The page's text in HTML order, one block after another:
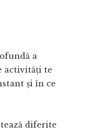
a
activități te
și în ce
diferite